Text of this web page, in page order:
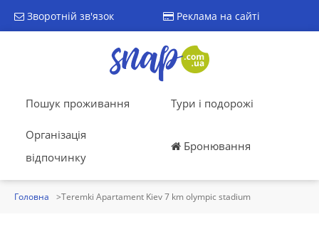
Зворотній зв'язок Реклама на сайті
Пошук проживання Тури і подорожі
Організація
відпочинку
Бронювання
Головна Teremki Apartament Kiev 7 km olympic stadium